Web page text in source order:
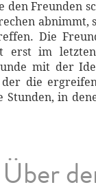
den Freunden
abnimmt,
Die
erst im
mit der
die
Stunden, in
Über